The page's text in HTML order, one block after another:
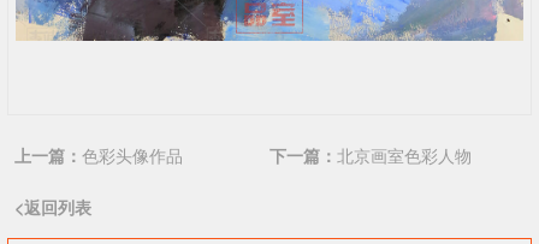
上一篇： 色彩头像作品 下一篇： 北京画室色彩人物
<返回列表